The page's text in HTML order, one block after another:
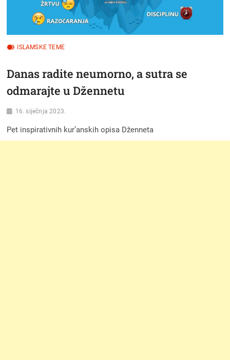
ISLAMSKE TEME
Danas radite neumorno, a sutra se
odmarajte u Džennetu
16. siječnja 2023.
Pet inspirativnih kur’anskih opisa Dženneta